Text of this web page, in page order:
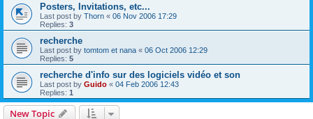
Posters, Invitations, etc...
Last post by Thorn « 06 Nov 2006 17:29
Replies: 3
recherche
Last post by tomtom et nana « 06 Oct 2006 12:29
Replies: 5
recherche d'info sur des logiciels vidéo et son
Last post by Guido « 04 Feb 2006 12:43
Replies: 1
New Topic